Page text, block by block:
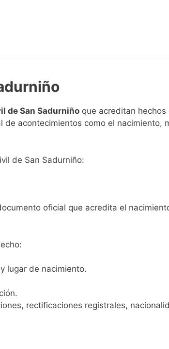
de San Sadurniño que acreditan
acontecimientos como el nacimiento,
de San Sadurniño:
oficial que acredita el
lugar de nacimiento.
rectificaciones registrales,